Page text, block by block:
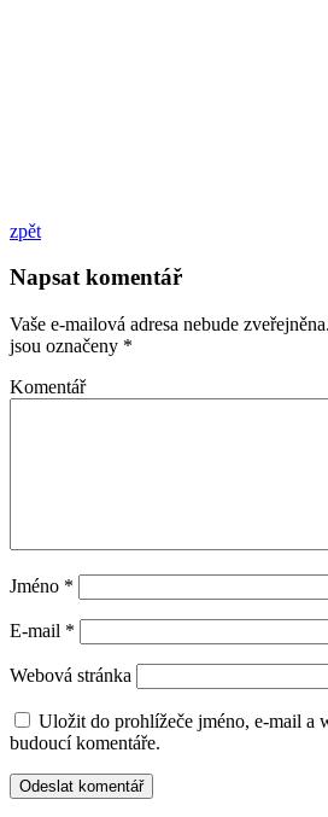
zpět
Napsat komentář
Vaše e-mailová adresa nebude zveřejněna.
jsou označeny *
Komentář
Jméno *
E-mail *
Webová stránka
Uložit do prohlížeče jméno, e-mail a
budoucí komentáře.